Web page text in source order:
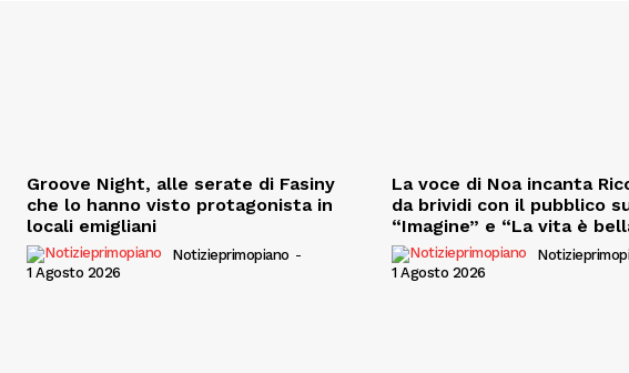
Groove Night, alle serate di Fasiny
che lo hanno visto protagonista in
locali emigliani
Notizieprimopiano -
1 Agosto 2026
La voce di Noa incanta
da brividi con il pubblico
“Imagine” e “La vita è
1 Agosto 2026